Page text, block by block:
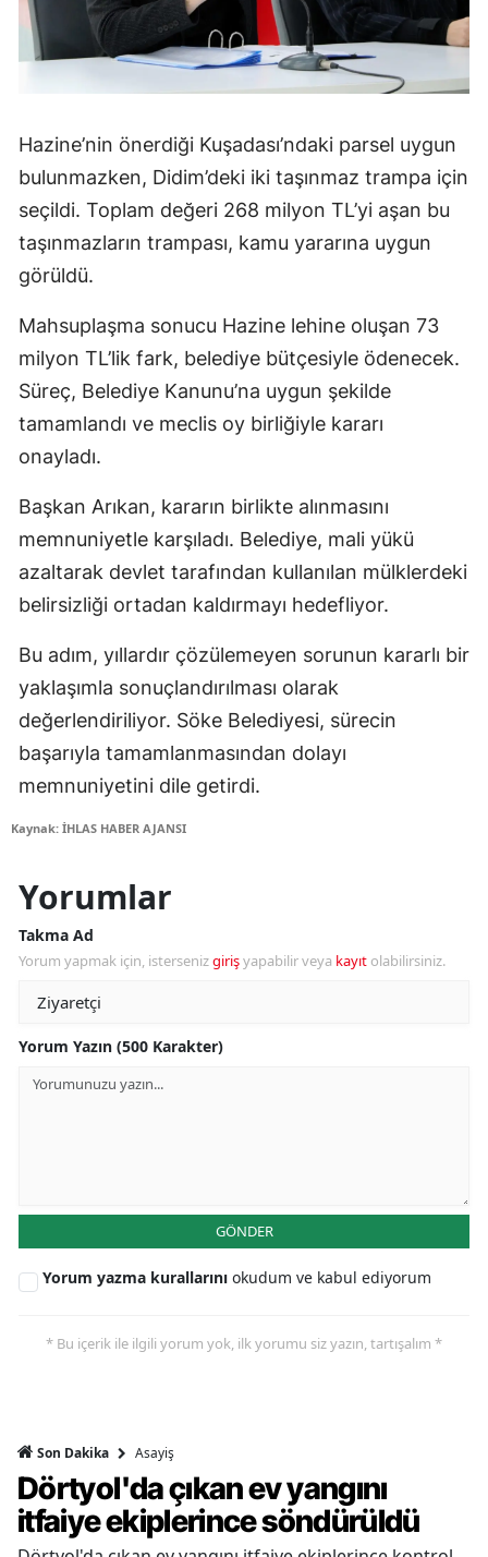
Hazine’nin önerdiği Kuşadası’ndaki parsel uygun
bulunmazken, Didim’deki iki taşınmaz trampa için
seçildi. Toplam değeri 268 milyon TL’yi aşan bu
taşınmazların trampası, kamu yararına uygun
görüldü.
Mahsuplaşma sonucu Hazine lehine oluşan 73
milyon TL’lik fark, belediye bütçesiyle ödenecek.
Süreç, Belediye Kanunu’na uygun şekilde
tamamlandı ve meclis oy birliğiyle kararı
onayladı.
Başkan Arıkan, kararın birlikte alınmasını
memnuniyetle karşıladı. Belediye, mali yükü
azaltarak devlet tarafından kullanılan mülklerdeki
belirsizliği ortadan kaldırmayı hedefliyor.
Bu adım, yıllardır çözülemeyen sorunun kararlı bir
yaklaşımla sonuçlandırılması olarak
değerlendiriliyor. Söke Belediyesi, sürecin
başarıyla tamamlanmasından dolayı
memnuniyetini dile getirdi.
Kaynak: İHLAS HABER AJANSI
Yorumlar
Takma Ad
Yorum yapmak için, istersenizgirişyapabilir veya kayıt olabilirsiniz.
Yorum Yazın (500 Karakter)
GÖNDER
Yorum yazma kurallarını okudum ve kabul ediyorum
* Bu içerik ile ilgili yorum yok, ilk yorumu siz yazın, tartışalım *
Son Dakika Asayiş
Dörtyol'da çıkan ev yangını
itfaiye ekiplerince söndürüldü